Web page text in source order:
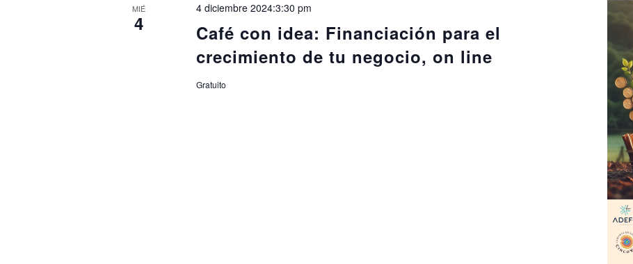
MIÉ
4
4 diciembre 2024:3:30 pm
Café con idea: Financiación para el
crecimiento de tu negocio, on line
Gratuito